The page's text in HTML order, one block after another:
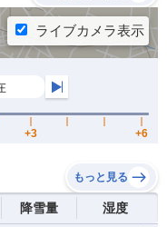
もっと見る
降雪量 湿度